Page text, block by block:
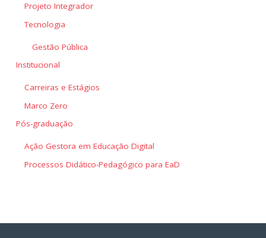
Projeto Integrador
Tecnologia
Gestão Pública
Institucional
Carreiras e Estágios
Marco Zero
Pós-graduação
Ação Gestora em Educação Digital
Processos Didático-Pedagógico para EaD